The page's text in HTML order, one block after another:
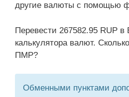
другие валюты с помощью
Перевести 267582.95 RUP
калькулятора валют.
ПМР?
Обменными пунктами